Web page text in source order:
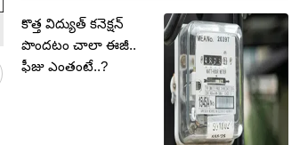
కొత్త విద్యుత్ కనెక్షన్
పొందటం చాలా ఈజీ..
ఫీజు ఎంతంటే..?